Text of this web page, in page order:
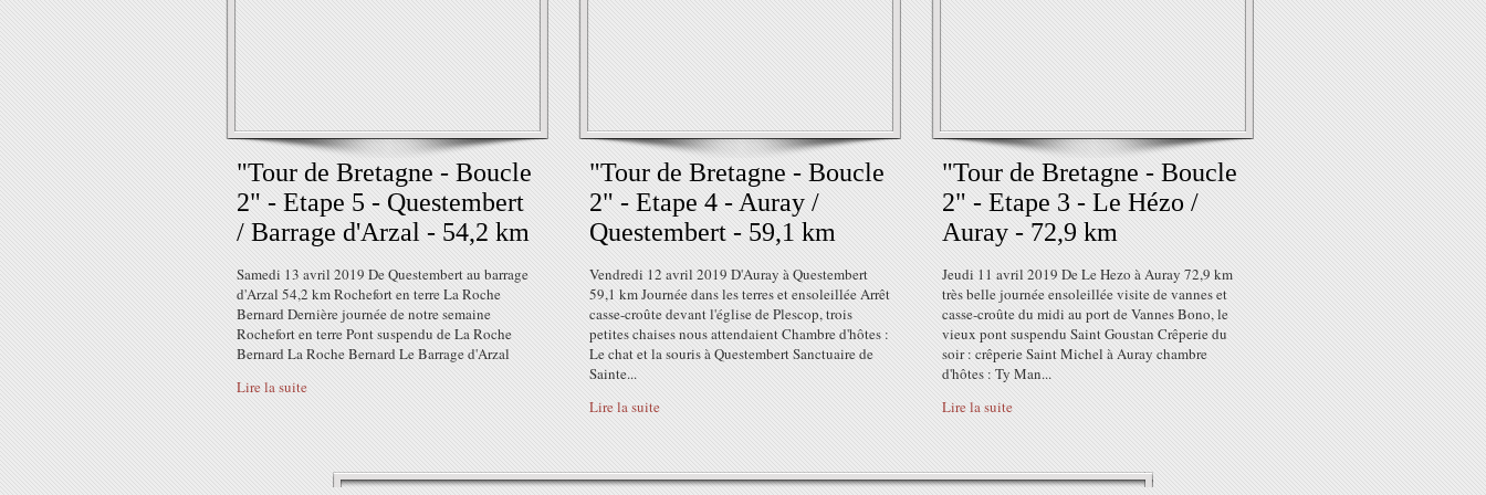
"Tour de Bretagne - Boucle
2" - Etape 5 - Questembert
/ Barrage d'Arzal - 54,2 km
Samedi 13 avril 2019 De Questembert au barrage
d'Arzal 54,2 km Rochefort en terre La Roche
Bernard Dernière journée de notre semaine
Rochefort en terre Pont suspendu de La Roche
Bernard La Roche Bernard Le Barrage d'Arzal
Lire la suite
"Tour de Bretagne - Boucle
2" - Etape 4 - Auray /
Questembert - 59,1 km
Vendredi 12 avril 2019 D'Auray à Questembert
59,1 km Journée dans les terres et ensoleillée Arrêt
casse-croûte devant l'église de Plescop, trois
petites chaises nous attendaient Chambre d'hôtes :
Le chat et la souris à Questembert Sanctuaire de
Sainte...
Lire la suite
"Tour de Bretagne - Boucle
2" - Etape 3 - Le Hézo /
Auray - 72,9 km
Jeudi 11 avril 2019 De Le Hezo à Auray 72,9 km
très belle journée ensoleillée visite de vannes et
casse-croûte du midi au port de Vannes Bono, le
vieux pont suspendu Saint Goustan Crêperie du
soir : crêperie Saint Michel à Auray chambre
d'hôtes : Ty Man...
Lire la suite